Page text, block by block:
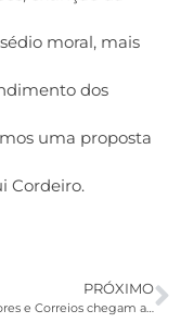
moral, mais
dos
uma proposta
Cordeiro.
PRÓXIMO
Trabalhadores e Correios chegam a acordo durante audiência no TST